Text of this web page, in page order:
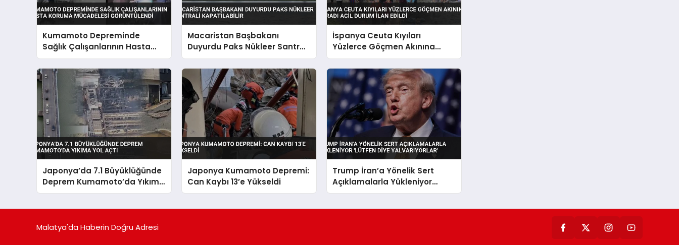
Kumamoto Depreminde
Sağlık Çalışanlarının Hasta
Koruma Mücadelesi
Görüntülendi
Macaristan Başbakanı
Duyurdu Paks Nükleer Santrali
Kapatılabilir
İspanya Ceuta Kıyıları
Yüzlerce Göçmen Akınına
Uğradı Acil Durum İlan Edildi
Japonya’da 7.1 Büyüklüğünde
Deprem Kumamoto’da Yıkıma
Yol Açtı
Japonya Kumamoto Depremi:
Can Kaybı 13’e Yükseldi
Trump İran’a Yönelik Sert
Açıklamalarla Yükleniyor
‘Lütfen Diye Yalvarıyorlar’
Malatya'da Haberin Doğru Adresi